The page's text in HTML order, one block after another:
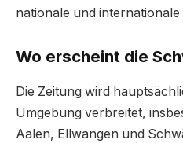
nationale und internationale
Wo erscheint die
Die Zeitung wird
Umgebung verbreitet,
Aalen, Ellwangen und